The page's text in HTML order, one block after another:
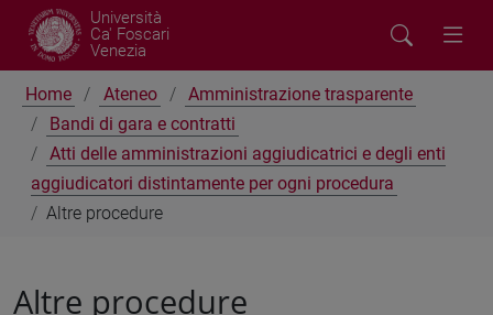
Università
Ca' Foscari
Venezia
Home Ateneo
Amministrazione trasparente
Bandi di gara e contratti
Atti delle amministrazioni aggiudicatrici e degli enti
aggiudicatori distintamente per ogni procedura
Altre procedure
Altre procedure